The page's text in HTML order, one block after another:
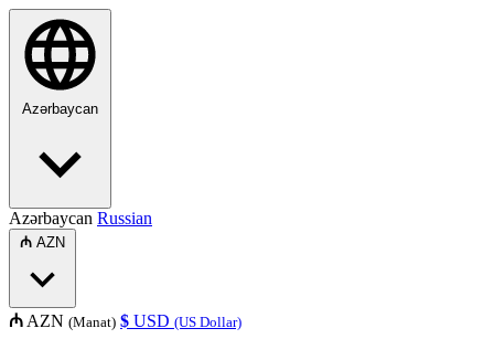
Azərbaycan
Azərbaycan Russian
₼ AZN
₼ AZN (Manat) $ USD (US Dollar)